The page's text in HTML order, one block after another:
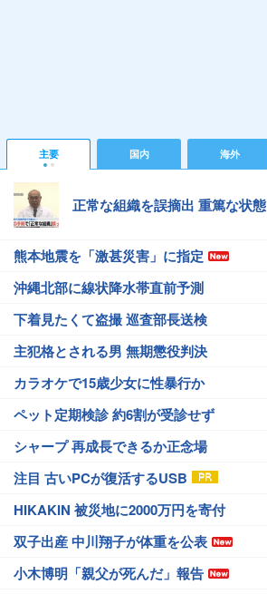
主要 国内 海外
正常な組織を誤摘出 重篤な状態
熊本地震を「激甚災害」に指定
沖縄北部に線状降水帯直前予測
下着見たくて盗撮 巡査部長送検
主犯格とされる男 無期懲役判決
カラオケで15歳少女に性暴行か
ペット定期検診 約6割が受診せず
シャープ 再成長できるか正念場
注目 古いPCが復活するUSB
HIKAKIN 被災地に2000万円を寄付
双子出産 中川翔子が体重を公表
小木博明「親父が死んだ」報告